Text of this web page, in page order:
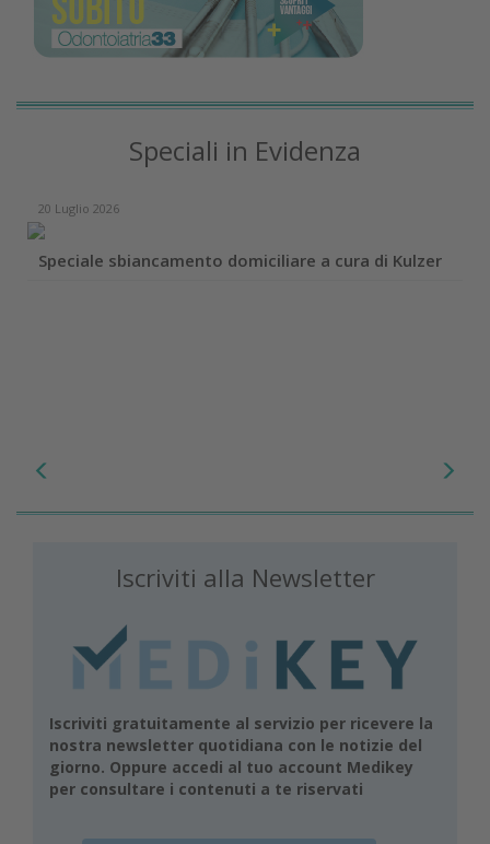
Speciali in Evidenza
20 Luglio 2026
Speciale sbiancamento domiciliare a cura di Kulzer
Iscriviti alla Newsletter
Iscriviti gratuitamente al servizio per ricevere la
nostra newsletter quotidiana con le notizie del
giorno. Oppure accedi al tuo account Medikey
per consultare i contenuti a te riservati